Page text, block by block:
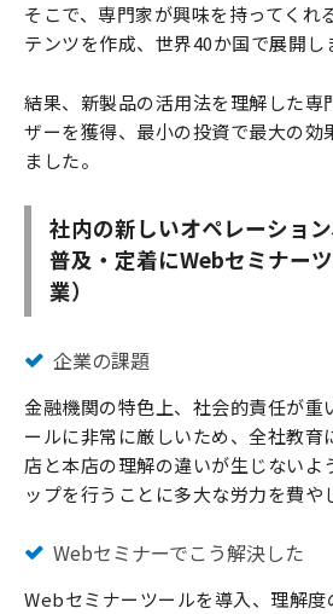
そこで、専門家が興味を持ってくれ
テンツを作成、世界40か国で展開し
結果、新製品の活用法を理解した専
ザーを獲得、最小の投資で最大の効
ました。
社内の新しいオペレーショ
普及・定着にWebセミナー
業）
企業の課題
金融機関の特色上、社会的責任が重
ールに非常に厳しいため、全社教育
店と本店の理解の違いが生じないよ
ップを行うことに多大な労力を費や
Webセミナーでこう解決した
Webセミナーツールを導入、理解度